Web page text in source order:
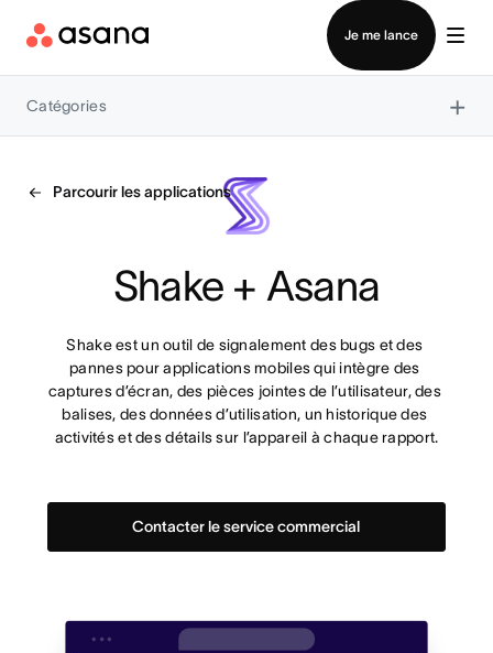
Je me lance
Contacter le service commercial
Catégories ×
Parcourir les applications
Shake + Asana
Shake est un outil de signalement des bugs et des
pannes pour applications mobiles qui intègre des
captures d’écran, des pièces jointes de l’utilisateur, des
balises, des données d’utilisation, un historique des
activités et des détails sur l’appareil à chaque rapport.
Contacter le service commercial